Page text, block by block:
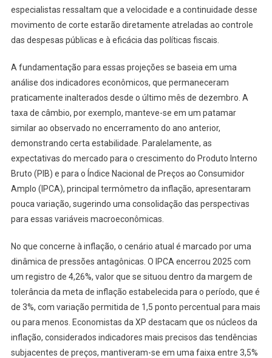
especialistas ressaltam que a velocidade e a continuidade desse
movimento de corte estarão diretamente atreladas ao controle
das despesas públicas e à eficácia das políticas fiscais.
A fundamentação para essas projeções se baseia em uma
análise dos indicadores econômicos, que permaneceram
praticamente inalterados desde o último mês de dezembro. A
taxa de câmbio, por exemplo, manteve-se em um patamar
similar ao observado no encerramento do ano anterior,
demonstrando certa estabilidade. Paralelamente, as
expectativas do mercado para o crescimento do Produto Interno
Bruto (PIB) e para o Índice Nacional de Preços ao Consumidor
Amplo (IPCA), principal termômetro da inflação, apresentaram
pouca variação, sugerindo uma consolidação das perspectivas
para essas variáveis macroeconômicas.
No que concerne à inflação, o cenário atual é marcado por uma
dinâmica de pressões antagônicas. O IPCA encerrou 2025 com
um registro de 4,26%, valor que se situou dentro da margem de
tolerância da meta de inflação estabelecida para o período, que é
de 3%, com variação permitida de 1,5 ponto percentual para mais
ou para menos. Economistas da XP destacam que os núcleos da
inflação, considerados indicadores mais precisos das tendências
subjacentes de preços, mantiveram-se em uma faixa entre 3,5%